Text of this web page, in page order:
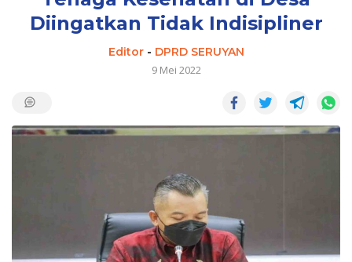
Diingatkan Tidak Indisipliner
Editor- DPRD SERUYAN
9 Mei 2022